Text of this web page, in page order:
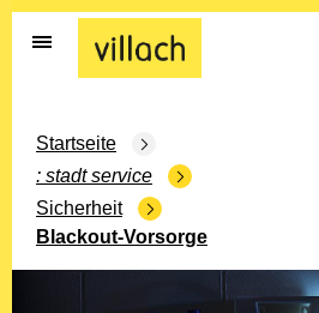
Gehe zur Startseite
Startseite
stadt service
Sicherheit
Blackout-Vorsorge